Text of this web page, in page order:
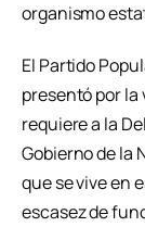
organismo
El Partido
presentó por la
requiere a la
Gobierno de la
que se vive en
escasez de